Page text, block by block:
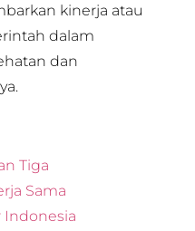
kinerja atau
dalam
dan
Tiga
Sama
Indonesia